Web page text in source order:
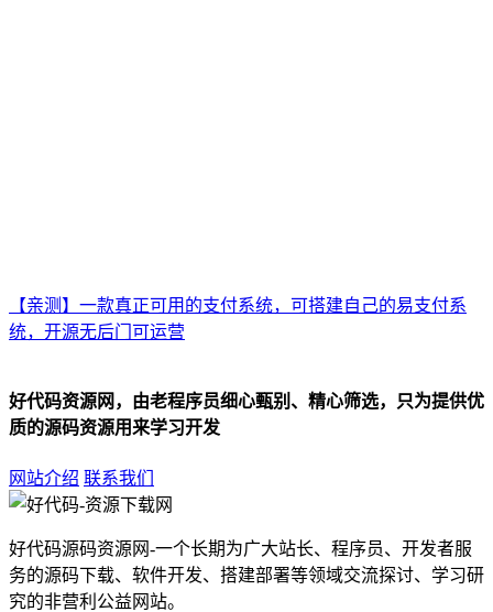
【亲测】一款真正可用的支付系统，可搭建自己的易支付系
统，开源无后门可运营
好代码资源网，由老程序员细心甄别、精心筛选，只为提供优
质的源码资源用来学习开发
网站介绍 联系我们
好代码源码资源网-一个长期为广大站长、程序员、开发者服
务的源码下载、软件开发、搭建部署等领域交流探讨、学习研
究的非营利公益网站。